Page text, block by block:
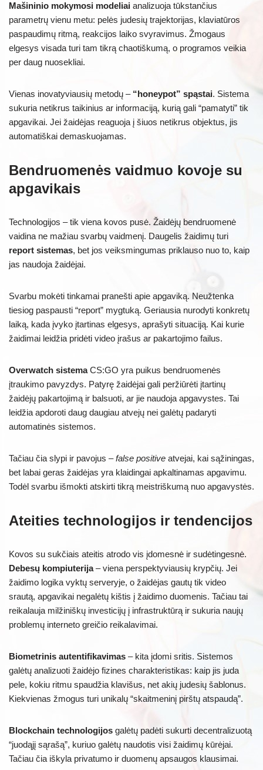
Mašininio mokymosi modeliai analizuoja tūkstančius
parametrų vienu metu: pelės judesių trajektorijas, klaviatūros
paspaudimų ritmą, reakcijos laiko svyravimus. Žmogaus
elgesys visada turi tam tikrą chaotiškumą, o programos veikia
per daug nuosekliai.
Vienas inovatyviausių metodų – “honeypot” spąstai. Sistema
sukuria netikrus taikinius ar informaciją, kurią gali “pamatyti” tik
apgavikai. Jei žaidėjas reaguoja į šiuos netikrus objektus, jis
automatiškai demaskuojamas.
Bendruomenės vaidmuo kovoje su
apgavikais
Technologijos – tik viena kovos pusė. Žaidėjų bendruomenė
vaidina ne mažiau svarbų vaidmenį. Daugelis žaidimų turi
report sistemas, bet jos veiksmingumas priklauso nuo to, kaip
jas naudoja žaidėjai.
Svarbu mokėti tinkamai pranešti apie apgaviką. Neužtenka
tiesiog paspausti “report” mygtuką. Geriausia nurodyti konkretų
laiką, kada įvyko įtartinas elgesys, aprašyti situaciją. Kai kurie
žaidimai leidžia pridėti video įrašus ar pakartojimo failus.
Overwatch sistemaCS:GO yra puikus bendruomenės
įtraukimo pavyzdys. Patyrę žaidėjai gali peržiūrėti įtartinų
žaidėjų pakartojimą ir balsuoti, ar jie naudoja apgavystes. Tai
leidžia apdoroti daug daugiau atvejų nei galėtų padaryti
automatinės sistemos.
Tačiau čia slypi ir pavojus –false positive atvejai, kai sąžiningas,
bet labai geras žaidėjas yra klaidingai apkaltinamas apgavimu.
Todėl svarbu išmokti atskirti tikrą meistriškumą nuo apgavystės.
Ateities technologijos ir tendencijos
Kovos su sukčiais ateitis atrodo vis įdomesnė ir sudėtingesnė.
Debesų kompiuterija– viena perspektyviausių krypčių. Jei
žaidimo logika vyktų serveryje, o žaidėjas gautų tik video
srautą, apgavikai negalėtų kištis į žaidimo duomenis. Tačiau tai
reikalauja milžiniškų investicijų į infrastruktūrą ir sukuria naujų
problemų interneto greičio reikalavimai.
Biometrinis autentifikavimas – kita įdomi sritis. Sistemos
galėtų analizuoti žaidėjo fizines charakteristikas: kaip jis juda
pele, kokiu ritmu spaudžia klavišus, net akių judesių šablonus.
Kiekvienas žmogus turi unikalų “skaitmeninį pirštų atspaudą”.
Blockchain technologijos galėtų padėti sukurti decentralizuotą
“juodąjį sąrašą”, kuriuo galėtų naudotis visi žaidimų kūrėjai.
Tačiau čia iškyla privatumo ir duomenų apsaugos klausimai.